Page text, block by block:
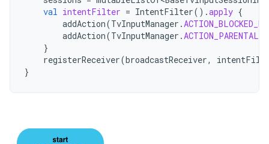
val intentFilter = IntentFilter().apply {
addAction(TvInputManager .
addAction(TvInputManager .
}
registerReceiver(broadcastReceiver,
}